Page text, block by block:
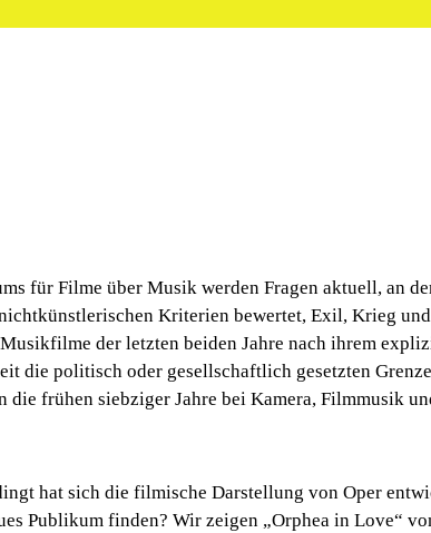
für Filme über Musik werden Fragen aktuell, an
Kriterien bewertet, Exil, Krieg
der letzten beiden Jahre nach ihrem
die politisch oder gesellschaftlich gesetzten
die frühen siebziger Jahre bei Kamera, Filmmusik
hat sich die filmische Darstellung von Oper
Publikum finden? Wir zeigen „Orphea in Love“